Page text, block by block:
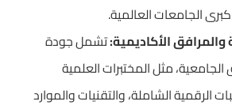
الجامعات العالمية.
والمرافق الأكاديمية:تشمل جودة
مثل المختبرات العلمية
الرقمية الشاملة، والتقنيات والموارد